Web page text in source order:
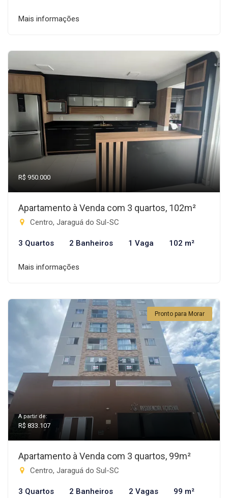
Mais informações
R$ 950.000
Apartamento à Venda com 3 quartos, 102m²
Centro, Jaraguá do Sul-SC
3 Quartos 2 Banheiros 1 Vaga 102 m²
Mais informações
Pronto para Morar
A partir de:
R$ 833.107
Apartamento à Venda com 3 quartos, 99m²
Centro, Jaraguá do Sul-SC
3 Quartos 2 Banheiros 2 Vagas 99 m²